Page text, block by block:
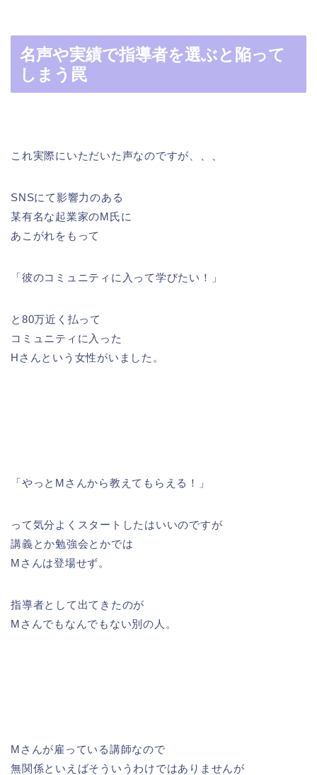
名声や実績で指導者を選ぶと陥って
しまう罠
これ実際にいただいた声なのですが、、、
SNSにて影響力のある
某有名な起業家のM氏に
あこがれをもって
「彼のコミュニティに入って学びたい！」
と80万近く払って
コミュニティに入った
Hさんという女性がいました。
「やっとMさんから教えてもらえる！」
って気分よくスタートしたはいいのですが
講義とか勉強会とかでは
Mさんは登場せず。
指導者として出てきたのが
Mさんでもなんでもない別の人。
Mさんが雇っている講師なので
無関係といえばそういうわけではありませんが